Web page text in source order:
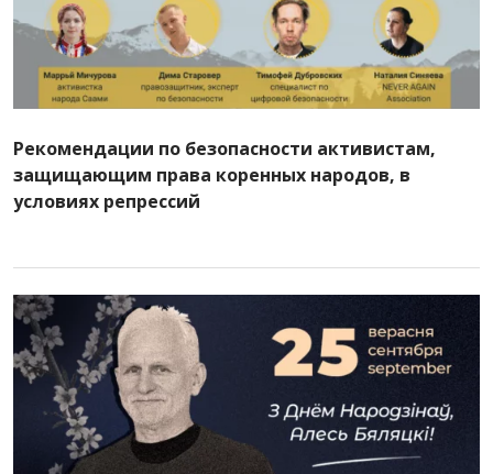
Рекомендации по безопасности активистам,
защищающим права коренных народов, в
условиях репрессий